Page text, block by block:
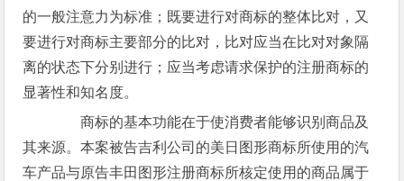
的一般注意力为标准；既要进行对商标的整体比对，又
要进行对商标主要部分的比对，比对应当在比对对象隔
离的状态下分别进行；应当考虑请求保护的注册商标的
显著性和知名度。
商标的基本功能在于使消费者能够识别商品及
其来源。本案被告吉利公司的美日图形商标所使用的汽
车产品与原告丰田图形注册商标所核定使用的商品属于